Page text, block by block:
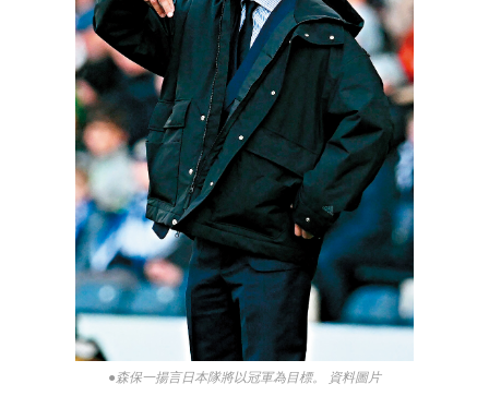
●森保一揚言日本隊將以冠軍為目標。 資料圖片